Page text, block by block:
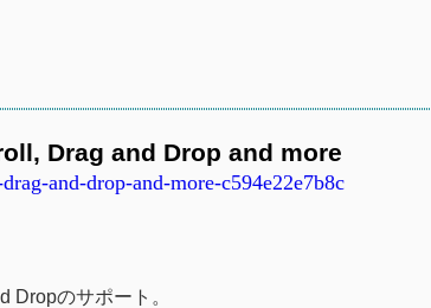
Drag and Drop and more
and-drop-and-more-c594e22e7b8c
Dropのサポート。